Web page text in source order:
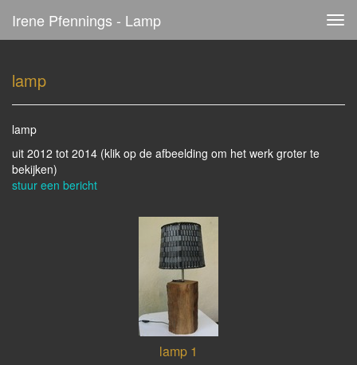
Irene Pfennings - Lamp
lamp
lamp
uit 2012 tot 2014 (klik op de afbeelding om het werk groter te
bekijken)
stuur een bericht
lamp 1